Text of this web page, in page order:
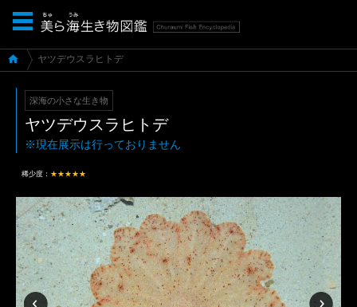
ヤツデウスラヒトデ
深海の小さな生き物
ヤツデウスラヒトデ
※現在展示は行っておりません
稀少度： ★★★★★